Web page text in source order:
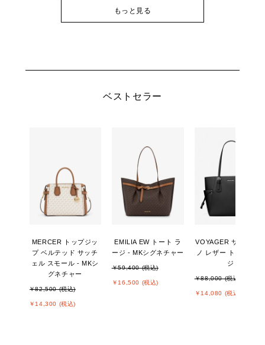
もっと見る
ベストセラー
MERCER トップジッ
プ ベルテッド サッチ
ェル スモール - MKシ
グネチャー
￥82,500 (税込)
￥14,300 (税込)
EMILIA EW トート ラ
ージ - MKシグネチャー
￥59,400 (税込)
￥16,500 (税込)
VOYAGER サフィア
ノ レザー トート ラー
ジ
￥88,000 (税込)
￥14,080 (税込)